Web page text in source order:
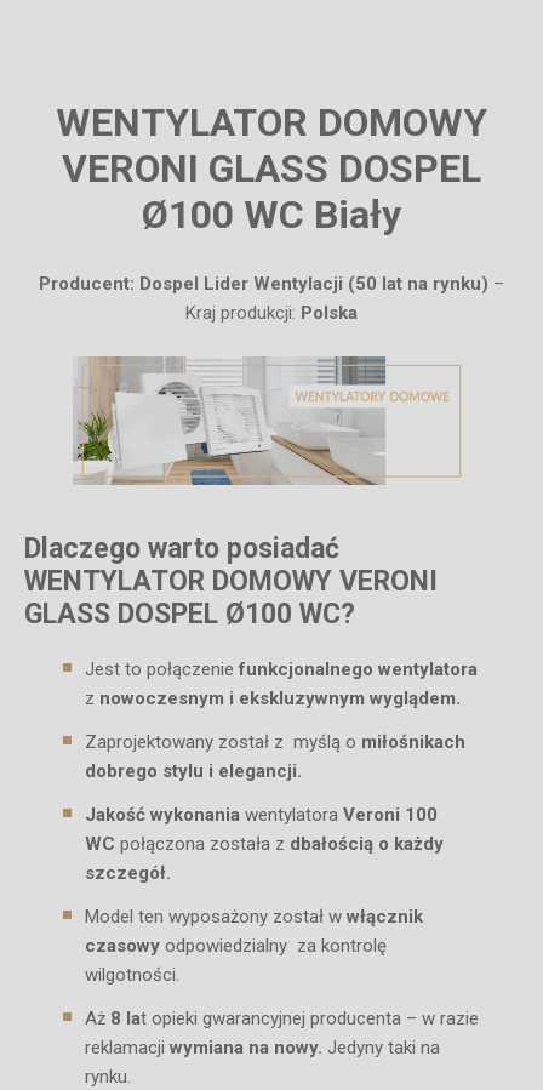
WENTYLATOR DOMOWY
VERONI GLASS DOSPEL
Ø100 WC Biały
Producent: Dospel Lider Wentylacji (50 lat na rynku) –
Kraj produkcji: Polska
Dlaczego warto posiadać
WENTYLATOR DOMOWY VERONI
GLASS DOSPEL Ø100 WC?
Jest to połączeniefunkcjonalnego wentylatora
z nowoczesnym i ekskluzywnym wyglądem.
Zaprojektowany został z myślą o miłośnikach
dobrego stylu i elegancji.
Jakość wykonania wentylatora Veroni 100
WC połączona została z dbałością o każdy
szczegół.
Model ten wyposażony został w włącznik
czasowy odpowiedzialny za kontrolę
wilgotności.
Aż 8 lat opieki gwarancyjnej producenta – w razie
reklamacji wymiana na nowy. Jedyny taki na
rynku.